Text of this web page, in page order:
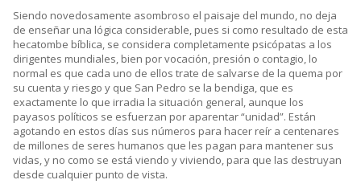
Siendo novedosamente asombroso el paisaje del mundo, no deja
de enseñar una lógica considerable, pues si como resultado de esta
hecatombe bíblica, se considera completamente psicópatas a los
dirigentes mundiales, bien por vocación, presión o contagio, lo
normal es que cada uno de ellos trate de salvarse de la quema por
su cuenta y riesgo y que San Pedro se la bendiga, que es
exactamente lo que irradia la situación general, aunque los
payasos políticos se esfuerzan por aparentar “unidad”. Están
agotando en estos días sus números para hacer reír a centenares
de millones de seres humanos que les pagan para mantener sus
vidas, y no como se está viendo y viviendo, para que las destruyan
desde cualquier punto de vista.